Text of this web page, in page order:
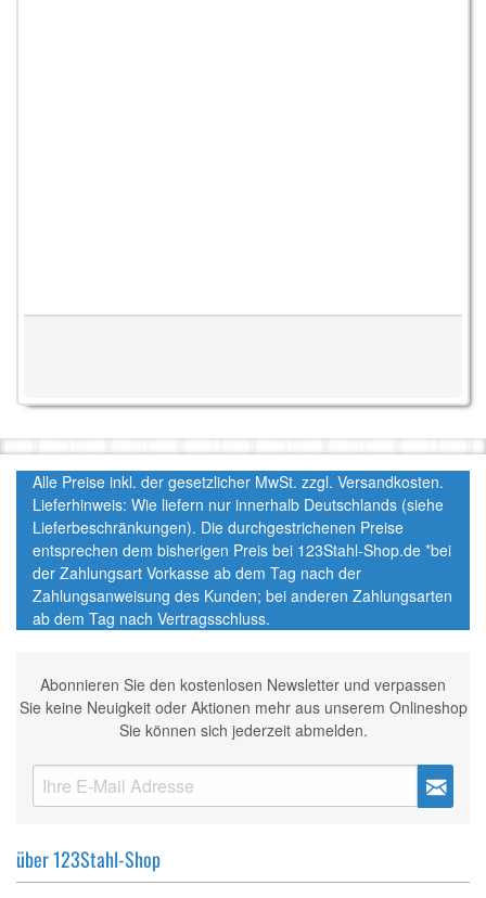
Alle Preise inkl. der gesetzlicher MwSt. zzgl. Versandkosten.
Lieferhinweis: Wie liefern nur innerhalb Deutschlands (siehe
Lieferbeschränkungen). Die durchgestrichenen Preise
entsprechen dem bisherigen Preis bei 123Stahl-Shop.de *bei
der Zahlungsart Vorkasse ab dem Tag nach der
Zahlungsanweisung des Kunden; bei anderen Zahlungsarten
ab dem Tag nach Vertragsschluss.
Abonnieren Sie den kostenlosen Newsletter und verpassen
Sie keine Neuigkeit oder Aktionen mehr aus unserem Onlineshop
Sie können sich jederzeit abmelden.
über 123Stahl-Shop